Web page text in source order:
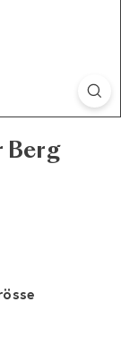
Berg